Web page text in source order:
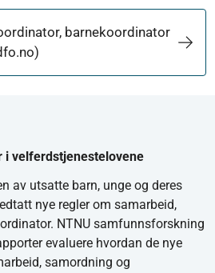
barnekoordinator
i velferdstjenestelovene
av utsatte barn, unge og deres
nye regler om samarbeid,
NTNU samfunnsforskning
evaluere hvordan de nye
samordning og